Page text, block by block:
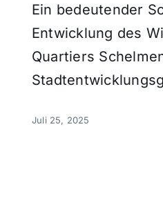
Ein bedeutender
Entwicklung des
Quartiers
Juli 25, 2025